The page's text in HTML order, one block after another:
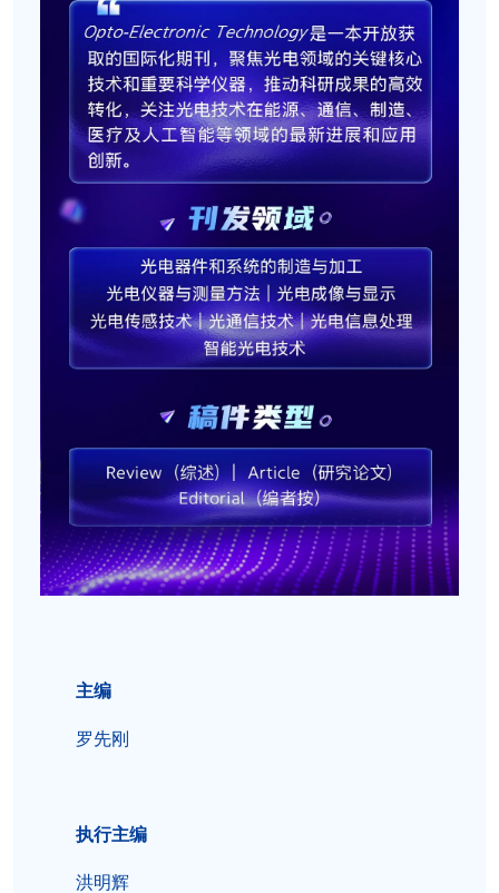
主编
罗先刚
执行主编
洪明辉